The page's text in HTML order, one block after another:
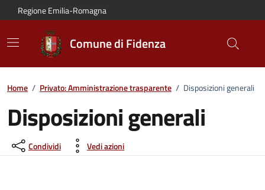
Vai al contenuto principale
Vai alla navigazione del sito
Vai al piede di pagina
Regione Emilia-Romagna
Comune di Fidenza
Home / Privato: Amministrazione trasparente / Disposizioni generali
Disposizioni generali
Condividi Vedi azioni